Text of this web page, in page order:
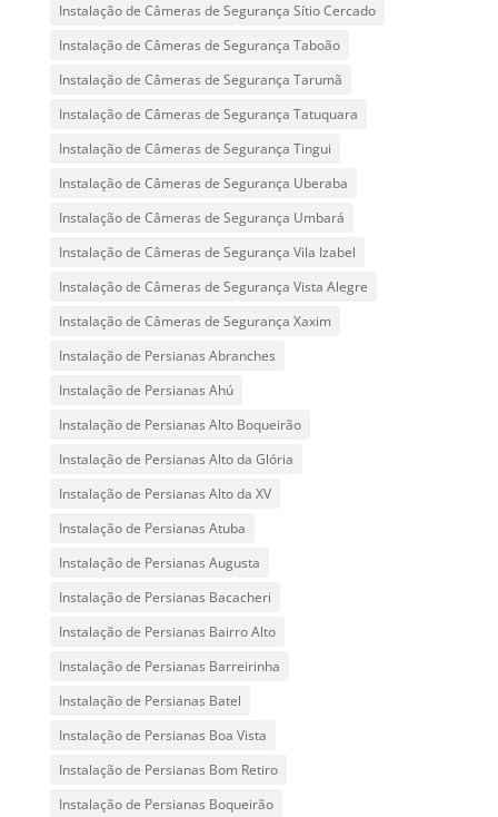
Instalação de Câmeras de Segurança Sítio Cercado
Instalação de Câmeras de Segurança Taboão
Instalação de Câmeras de Segurança Tarumã
Instalação de Câmeras de Segurança Tatuquara
Instalação de Câmeras de Segurança Tingui
Instalação de Câmeras de Segurança Uberaba
Instalação de Câmeras de Segurança Umbará
Instalação de Câmeras de Segurança Vila Izabel
Instalação de Câmeras de Segurança Vista Alegre
Instalação de Câmeras de Segurança Xaxim
Instalação de Persianas Abranches
Instalação de Persianas Ahú
Instalação de Persianas Alto Boqueirão
Instalação de Persianas Alto da Glória
Instalação de Persianas Alto da XV
Instalação de Persianas Atuba
Instalação de Persianas Augusta
Instalação de Persianas Bacacheri
Instalação de Persianas Bairro Alto
Instalação de Persianas Barreirinha
Instalação de Persianas Batel
Instalação de Persianas Boa Vista
Instalação de Persianas Bom Retiro
Instalação de Persianas Boqueirão